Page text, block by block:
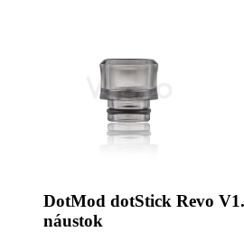
DotMod dotStick Revo
náustok